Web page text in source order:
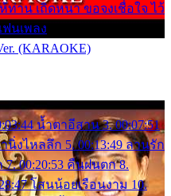
าน เถิดหนา ขอจงเชื่อใจ ไว้
นเพลง
(KARAOKE)
น้ำตาอีสาน 3. 00:07:51
นิ่งไหลลึก 5. 00:13:49 ลานรัก
7. 00:20:53 คืนฝนตก 8.
โสนน้อยเรือนงาม 10.